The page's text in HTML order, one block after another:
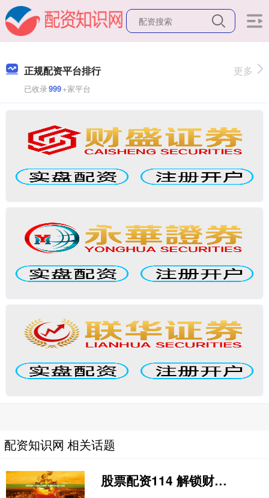
正规配资平台排行
已收录999+家平台
更多
配资知识网 相关话题
股票配资114 解锁财富密码：股票配资机构助力投资